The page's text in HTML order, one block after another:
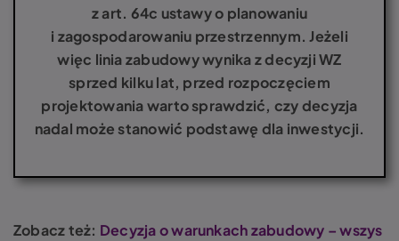
z art. 64c ustawy o planowaniu
i zagospodarowaniu przestrzennym. Jeżeli
więc linia zabudowy wynika z decyzji WZ
sprzed kilku lat, przed rozpoczęciem
projektowania warto sprawdzić, czy decyzja
nadal może stanowić podstawę dla inwestycji.
Zobacz też: Decyzja o warunkach zabudowy – wszys